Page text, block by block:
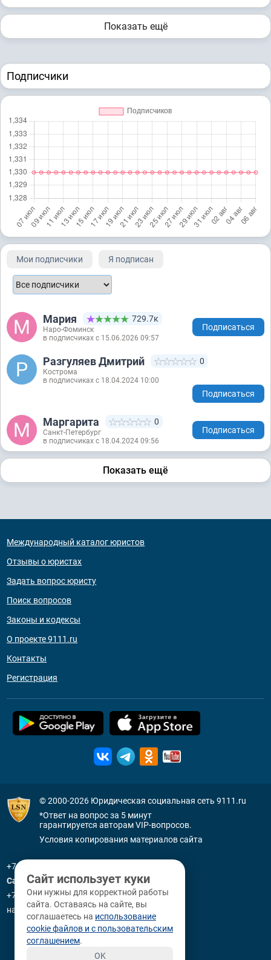
Показать ещё
Подписчики
Мои подписчики Я подписан
Мария 729.7к
Наро-Фоминск
в подписчиках с 15.06.2026 09:57
Подписаться
Разгуляев Дмитрий 0
Кострома
в подписчиках с 18.04.2024 10:00
Подписаться
Маргарита 0
Санкт-Петербург
в подписчиках с 18.04.2024 09:56
Подписаться
Показать ещё
Международный каталог юристов
Отзывы о юристах
Задать вопрос юристу
Поиск вопросов
Законы и кодексы
О проекте 9111.ru
Контакты
Регистрация
© 2000-2026 Юридическая социальная сеть 9111.ru
*Ответ на вопрос за 5 минут
гарантируется авторам VIP-вопросов.
Условия копирования материалов сайта
+7 (800) 505-91-11
Санкт-Петербург
+7 (812) 336-92-64
наб. р. Фонтанки, д. 59
Сайт использует куки
Они нужны для корректной работы
сайта. Оставаясь на сайте, вы
соглашаетесь на использование
cookie файлов и с пользовательским
соглашением.
OK